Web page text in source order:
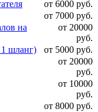
от 6000 руб.
от 7000 руб.
на
от 20000
руб.
1 шланг)
от 5000 руб.
от 20000
руб.
от 10000
руб.
от 8000 руб.